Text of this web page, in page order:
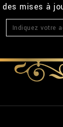
mises à